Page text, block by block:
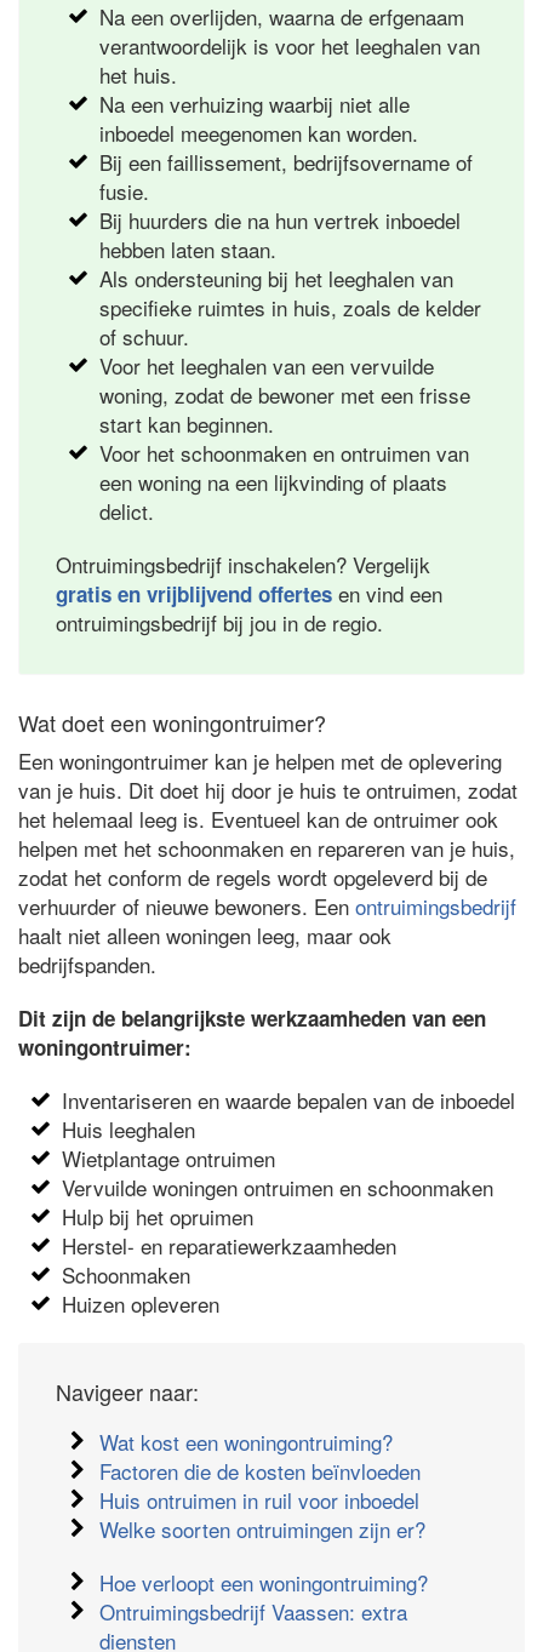
Na een overlijden, waarna de erfgenaam
verantwoordelijk is voor het leeghalen van
het huis.
Na een verhuizing waarbij niet alle
inboedel meegenomen kan worden.
Bij een faillissement, bedrijfsovername of
fusie.
Bij huurders die na hun vertrek inboedel
hebben laten staan.
Als ondersteuning bij het leeghalen van
specifieke ruimtes in huis, zoals de kelder
of schuur.
Voor het leeghalen van een vervuilde
woning, zodat de bewoner met een frisse
start kan beginnen.
Voor het schoonmaken en ontruimen van
een woning na een lijkvinding of plaats
delict.
Ontruimingsbedrijf inschakelen? Vergelijk
gratis en vrijblijvend offertes en vind een
ontruimingsbedrijf bij jou in de regio.
Wat doet een woningontruimer?
Een woningontruimer kan je helpen met de oplevering
van je huis. Dit doet hij door je huis te ontruimen, zodat
het helemaal leeg is. Eventueel kan de ontruimer ook
helpen met het schoonmaken en repareren van je huis,
zodat het conform de regels wordt opgeleverd bij de
verhuurder of nieuwe bewoners. Een ontruimingsbedrijf
haalt niet alleen woningen leeg, maar ook
bedrijfspanden.
Dit zijn de belangrijkste werkzaamheden van een
woningontruimer:
Inventariseren en waarde bepalen van de inboedel
Huis leeghalen
Wietplantage ontruimen
Vervuilde woningen ontruimen en schoonmaken
Hulp bij het opruimen
Herstel- en reparatiewerkzaamheden
Schoonmaken
Huizen opleveren
Navigeer naar:
Wat kost een woningontruiming?
Factoren die de kosten beïnvloeden
Huis ontruimen in ruil voor inboedel
Welke soorten ontruimingen zijn er?
Hoe verloopt een woningontruiming?
Ontruimingsbedrijf Vaassen: extra
diensten